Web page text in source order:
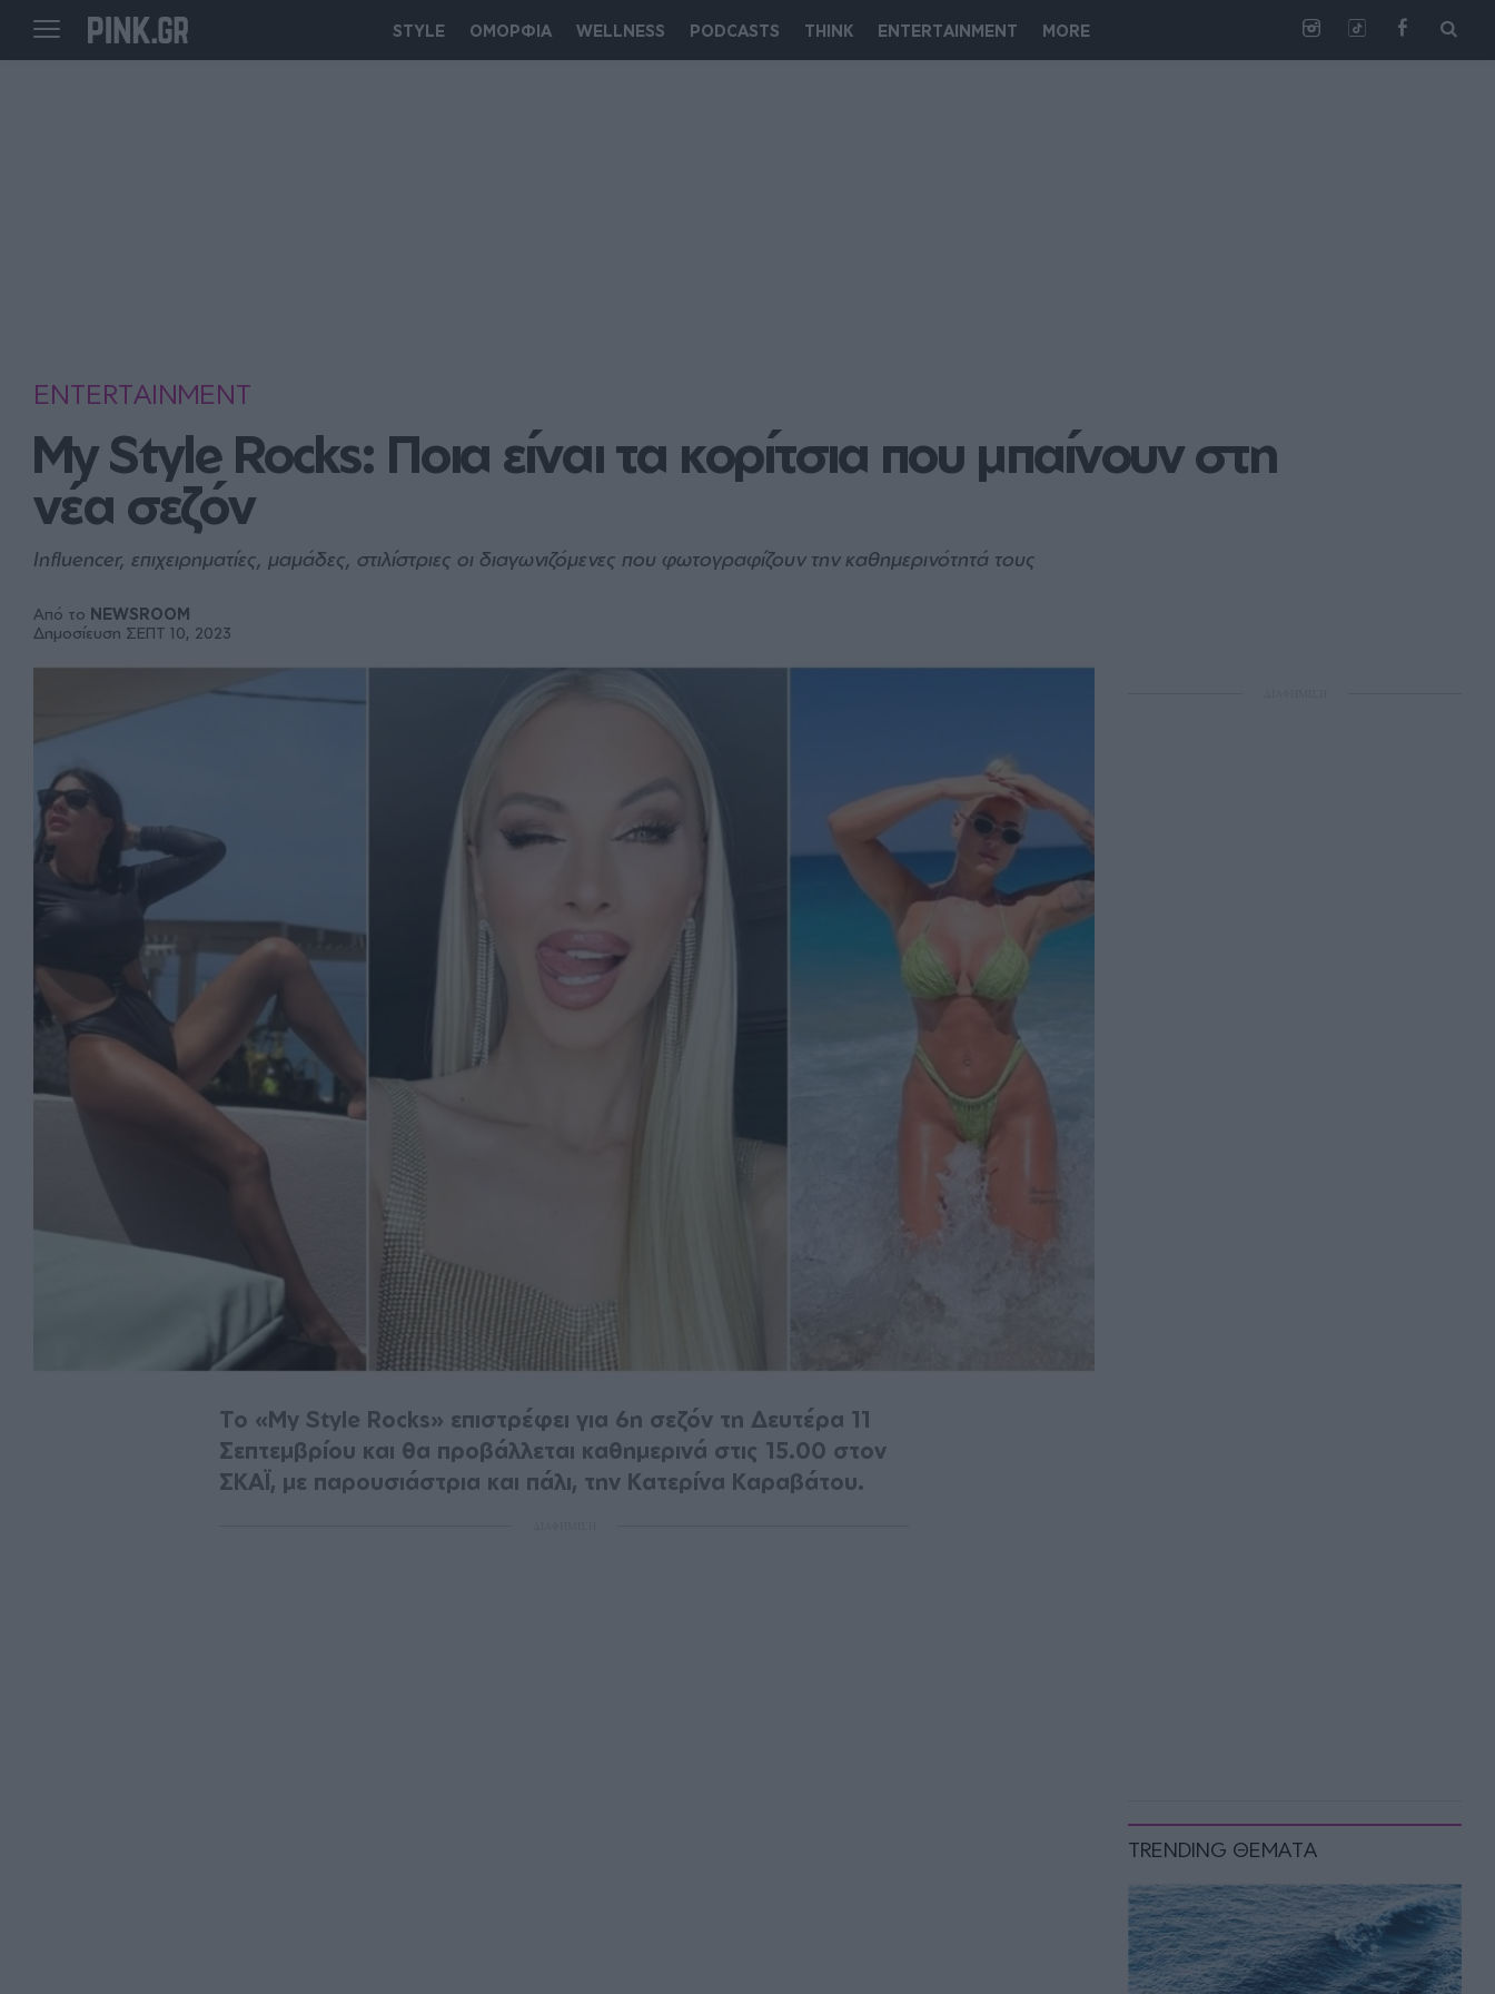
STYLE ΟΜΟΡΦΙΑ WELLNESS PODCASTS THINK ENTERTAINMENT MORE
ENTERTAINMENT
My Style Rocks: Ποια είναι τα κορίτσια που μπαίνουν στη
νέα σεζόν
Influencer, επιχειρηματίες, μαμάδες, στιλίστριες οι διαγωνιζόμενες που φωτογραφίζουν την καθημερινότητά τους
Από το NEWSROOM
Δημοσίευση ΣΕΠΤ 10, 2023
TRENDING ΘΕΜΑΤΑ
Το «My Style Rocks» επιστρέφει για 6η σεζόν τη Δευτέρα 11
Σεπτεμβρίου και θα προβάλλεται καθημερινά στις 15.00 στον
ΣΚΑΪ, με παρουσιάστρια και πάλι, την Κατερίνα Καραβάτου.